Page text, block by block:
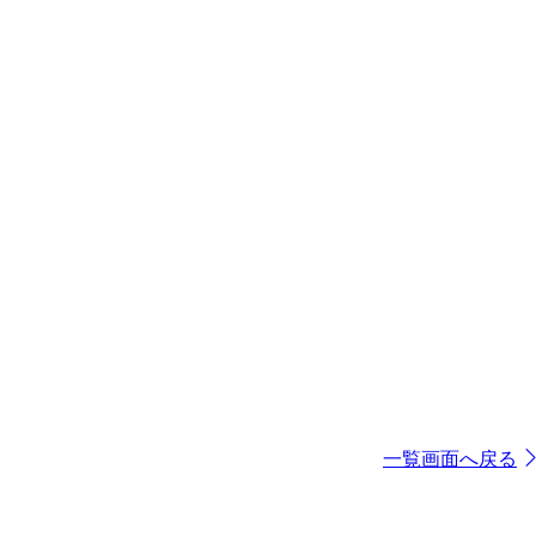
一覧画面へ戻る